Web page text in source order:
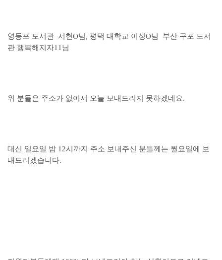
영등포 도서관 서현O님, 평택 대학교 이성O님 부산 구포 도서
관 행복해지자11님
위 분들은 주소가 없어서 오늘 보내드리지 못하겠네요.
대신 일요일 밤 12시까지 주소 보내주신 분들께는 월요일에
보
내드리겠습니다.